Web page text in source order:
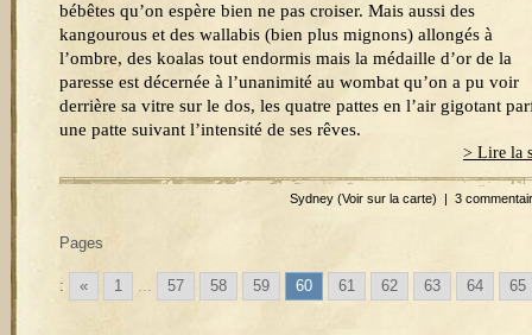
bébêtes qu’on espère bien ne pas croiser. Mais aussi des
kangourous et des wallabis (bien plus mignons) allongés à
l’ombre, des koalas tout endormis mais la médaille d’or de la
paresse est décernée à l’unanimité au wombat qu’on a pu voir
derrière sa vitre sur le dos, les quatre pattes en l’air gigotant
une patte suivant l’intensité de ses rêves.
> Lire la
Sydney (Voir sur la carte) | 3
Pages
: « 1 ... 57 58 59 60 61 62 63 64 65